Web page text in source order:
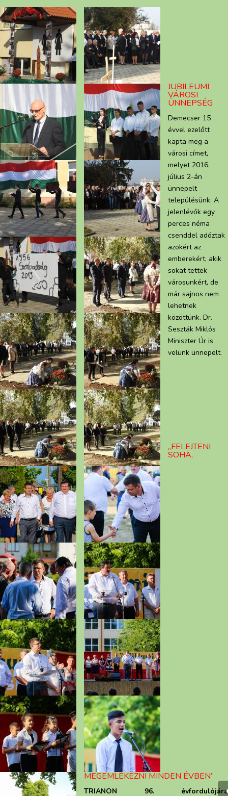
JUBILEUMI
VÁROSI
ÜNNEPSÉG
Demecser 15
évvel ezelőtt
kapta meg a
városi címet,
melyet 2016.
július 2-án
ünnepelt
településünk. A
jelenlévők egy
perces néma
csenddel adóztak
azokért az
emberekért, akik
sokat tettek
városunkért, de
már sajnos nem
lehetnek
közöttünk. Dr.
Seszták Miklós
Miniszter Úr is
velünk ünnepelt.
„FELEJTENI
SOHA,
MEGEMLÉKEZNI MINDEN ÉVBEN”
TRIANON 96. évfordulójára